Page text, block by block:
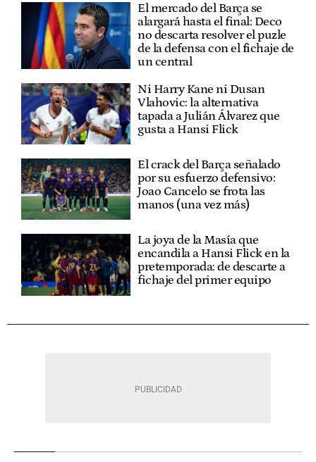
El mercado del Barça se
alargará hasta el final: Deco
no descarta resolver el puzle
de la defensa con el fichaje de
un central
Ni Harry Kane ni Dusan
Vlahovic: la alternativa
tapada a Julián Álvarez que
gusta a Hansi Flick
El crack del Barça señalado
por su esfuerzo defensivo:
Joao Cancelo se frota las
manos (una vez más)
La joya de la Masía que
encandila a Hansi Flick en la
pretemporada: de descarte a
fichaje del primer equipo